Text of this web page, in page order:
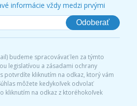
informácie vždy medzi prvými
Odoberať
budeme spracovávať len za týmto
legislatívou a zásadami ochrany
potvrdíte kliknutím na odkaz, ktorý vám
môžete kedykoľvek odvolať
kliknutím na odkaz z ktoréhokoľvek